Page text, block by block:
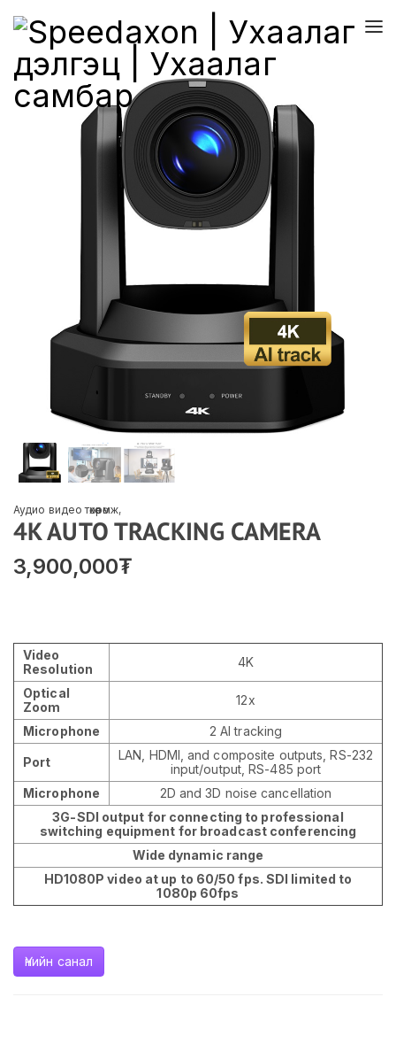
Аудио видео төхөөрөмж,
4K AUTO TRACKING CAMERA
3,900,000₮
Video
Resolution
4K
Optical
Zoom
12x
Microphone 2 AI tracking
Port
LAN, HDMI, and composite outputs, RS-232
input/output, RS-485 port
Microphone
2D and 3D noise cancellation
3G-SDI output for connecting to professional
switching equipment for broadcast conferencing
Wide dynamic range
HD1080P video at up to 60/50 fps. SDI limited to
1080p 60fps
Үнийн санал